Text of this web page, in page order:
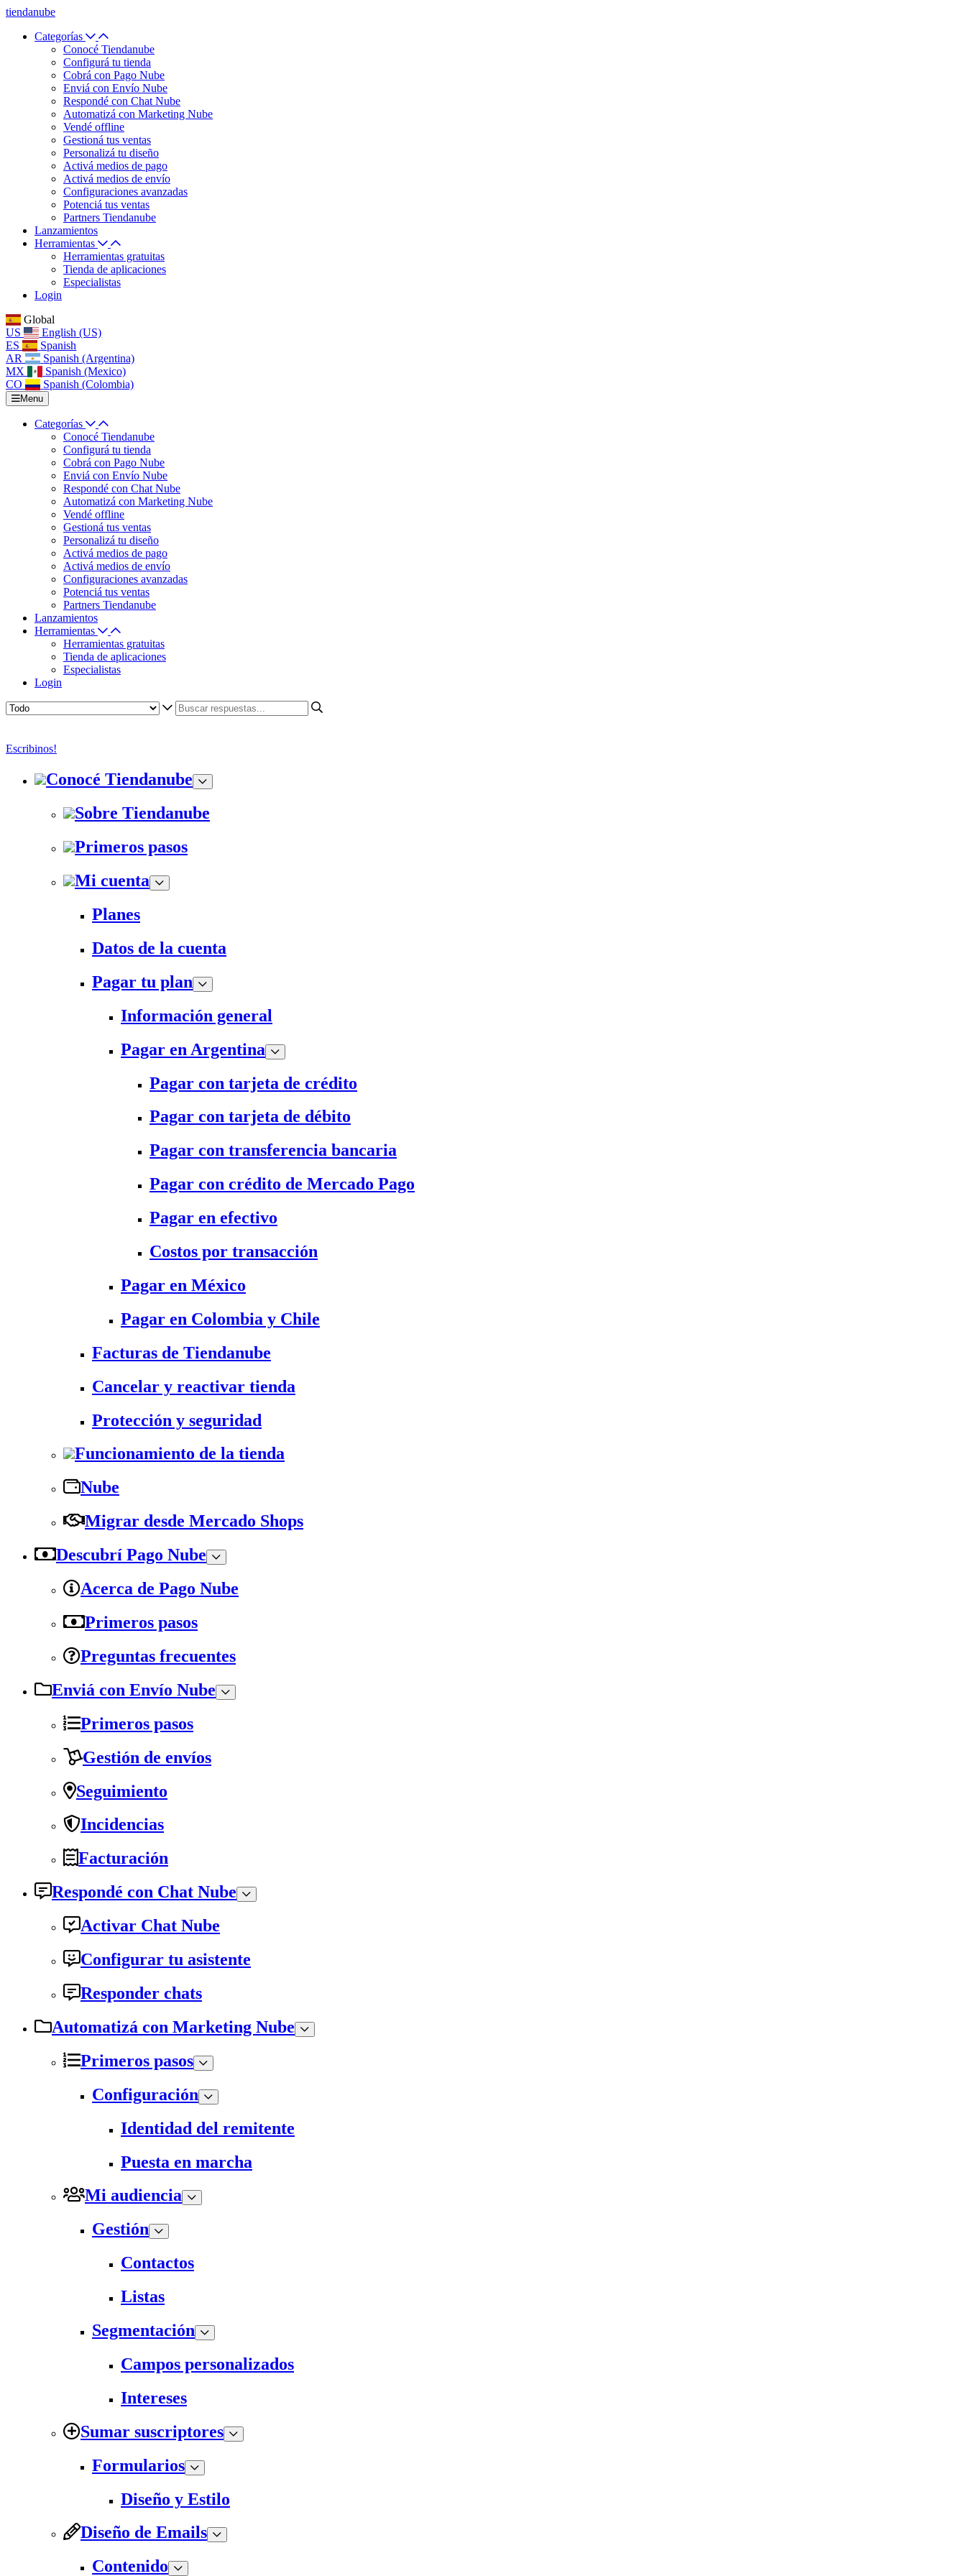
tiendanube
Categorías
Conocé Tiendanube
Configurá tu tienda
Cobrá con Pago Nube
Enviá con Envío Nube
Respondé con Chat Nube
Automatizá con Marketing Nube
Vendé offline
Gestioná tus ventas
Personalizá tu diseño
Activá medios de pago
Activá medios de envío
Configuraciones avanzadas
Potenciá tus ventas
Partners Tiendanube
Lanzamientos
Herramientas
Herramientas gratuitas
Tienda de aplicaciones
Especialistas
Login
Global
US
English (US)
ES
Spanish
AR
Spanish (Argentina)
MX
Spanish (Mexico)
CO
Spanish (Colombia)
Menu
Categorías
Conocé Tiendanube
Configurá tu tienda
Cobrá con Pago Nube
Enviá con Envío Nube
Respondé con Chat Nube
Automatizá con Marketing Nube
Vendé offline
Gestioná tus ventas
Personalizá tu diseño
Activá medios de pago
Activá medios de envío
Configuraciones avanzadas
Potenciá tus ventas
Partners Tiendanube
Lanzamientos
Herramientas
Herramientas gratuitas
Tienda de aplicaciones
Especialistas
Login
Escribinos!
Conocé Tiendanube
Sobre Tiendanube
Primeros pasos
Mi cuenta
Planes
Datos de la cuenta
Pagar tu plan
Información general
Pagar en Argentina
Pagar con tarjeta de crédito
Pagar con tarjeta de débito
Pagar con transferencia bancaria
Pagar con crédito de Mercado Pago
Pagar en efectivo
Costos por transacción
Pagar en México
Pagar en Colombia y Chile
Facturas de Tiendanube
Cancelar y reactivar tienda
Protección y seguridad
Funcionamiento de la tienda
Nube
Migrar desde Mercado Shops
Descubrí Pago Nube
Acerca de Pago Nube
Primeros pasos
Preguntas frecuentes
Enviá con Envío Nube
Primeros pasos
Gestión de envíos
Seguimiento
Incidencias
Facturación
Respondé con Chat Nube
Activar Chat Nube
Configurar tu asistente
Responder chats
Automatizá con Marketing Nube
Primeros pasos
Configuración
Identidad del remitente
Puesta en marcha
Mi audiencia
Gestión
Contactos
Listas
Segmentación
Campos personalizados
Intereses
Sumar suscriptores
Formularios
Diseño y Estilo
Diseño de Emails
Contenido